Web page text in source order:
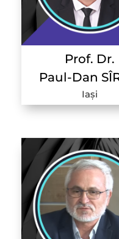
Prof. Dr.
Paul-Dan
Iași